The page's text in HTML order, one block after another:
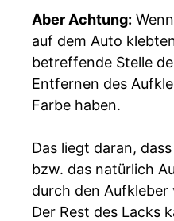
Aber Achtung:
auf dem Auto
betreffende Stelle
Entfernen des
Farbe haben.
Das liegt daran,
bzw. das natürlich
durch den
Der Rest des Lacks